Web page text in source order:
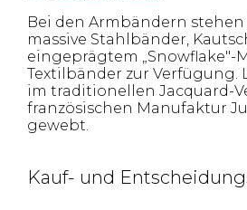
Bei den Armbändern stehen
massive Stahlbänder,
eingeprägtem „Snowflake"-
Textilbänder zur Verfügung.
im traditionellen Jacquard-
französischen Manufaktur
gewebt.
Kauf- und